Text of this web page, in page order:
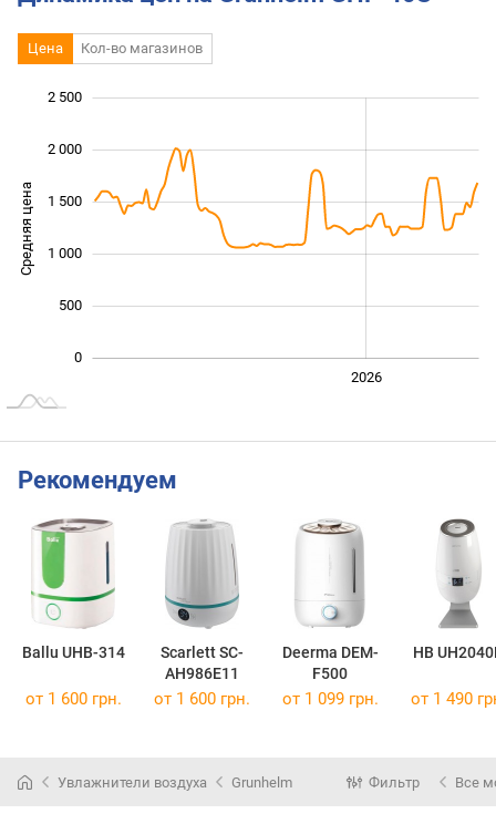
Цена Кол-во магазинов
Средняя цена
0
500
1 000
1 500
2 000
2 500
2026
Рекомендуем
Ballu UHB-314
Scarlett SC-
AH986E11
Deerma DEM-
F500
HB
от 1 600 грн. от 1 600 грн. от 1 099 грн. от 1 490
Увлажнители воздуха Grunhelm Фильтр Все